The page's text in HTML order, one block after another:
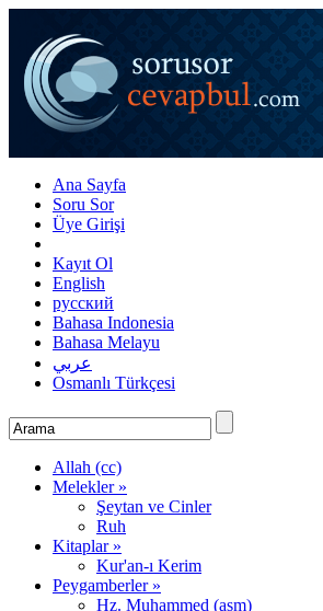
Ana Sayfa
Soru Sor
Üye Girişi
Kayıt Ol
English
русский
Bahasa Indonesia
Bahasa Melayu
عربي
Osmanlı Türkçesi
Allah (cc)
Melekler »
Şeytan ve Cinler
Ruh
Kitaplar »
Kur'an-ı Kerim
Peygamberler »
Hz. Muhammed (asm)